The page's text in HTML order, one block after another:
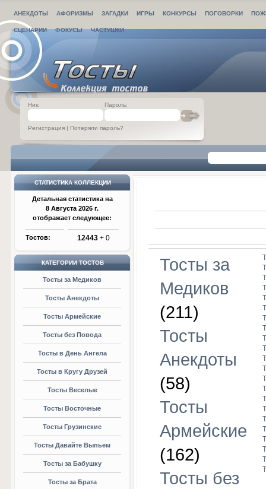
АНЕКДОТЫ АФОРИЗМЫ ЗАГАДКИ ИГРЫ КОНКУРСЫ ПОГОВОРКИ
СЦЕНАРИИ ФОКУСЫ ЧАСТУШКИ
Ник: Пароль:
Регистрация | Потеряли пароль?
СТАТИСТИКА КОЛЛЕКЦИИ
Детальная статистика на
8 Августа 2026 г.
отображает следующее:
Тостов: 12443 + 0
КАТЕГОРИИ ТОСТОВ
Тосты за Медиков
Тосты Анекдоты
Тосты Армейские
Тосты без Повода
Тосты в День Ангела
Тосты в Кругу Друзей
Тосты Веселые
Тосты Восточные
Тосты Грузинские
Тосты Давайте Выпьем
Тосты за Бабушку
Тосты за Брата
Тосты за
Медиков
(211)
Тосты
Анекдоты
(58)
Тосты
Армейские
(162)
Тосты без